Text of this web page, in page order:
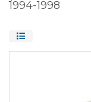
1994-1998